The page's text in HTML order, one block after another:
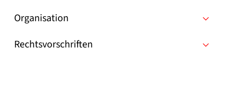
Organisation
Rechtsvorschriften